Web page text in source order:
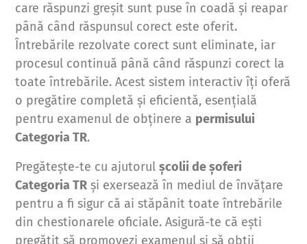
care răspunzi greșit sunt puse în coadă și reapar
până când răspunsul corect este oferit.
Întrebările rezolvate corect sunt eliminate, iar
procesul continuă până când răspunzi corect la
toate întrebările. Acest sistem interactiv îți oferă
o pregătire completă și eficientă, esențială
pentru examenul de obținere a permisului
Categoria TR.
Pregătește-te cu ajutorul școlii de șoferi
Categoria TR și exersează în mediul de învățare
pentru a fi sigur că ai stăpânit toate întrebările
din chestionarele oficiale. Asigură-te că ești
pregătit să promovezi examenul și să obții